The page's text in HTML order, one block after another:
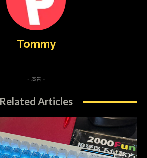
Tommy
- 廣告 -
Related Articles